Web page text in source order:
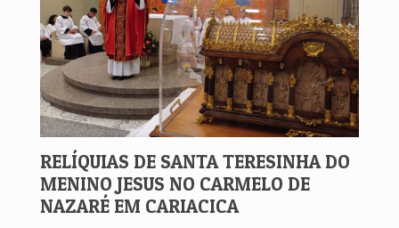
RELÍQUIAS DE SANTA TERESINHA DO
MENINO JESUS NO CARMELO DE
NAZARÉ EM CARIACICA